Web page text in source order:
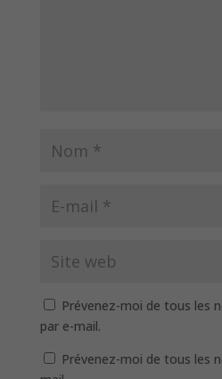
Prévenez-moi de tous les
par e-mail.
Prévenez-moi de tous les